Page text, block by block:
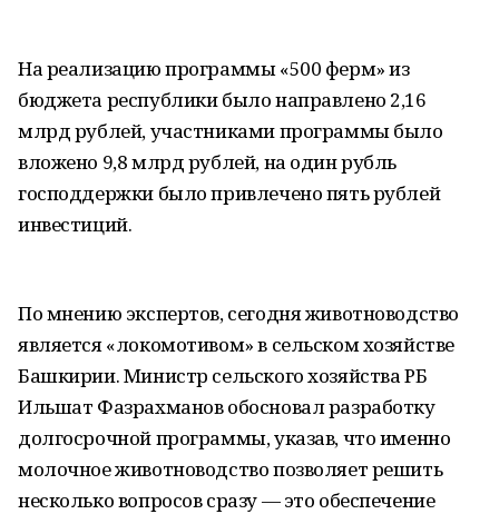
На реализацию программы «500 ферм» из
бюджета республики было направлено 2,16
млрд рублей, участниками программы было
вложено 9,8 млрд рублей, на один рубль
господдержки было привлечено пять рублей
инвестиций.
По мнению экспертов, сегодня животноводство
является «локомотивом» в сельском хозяйстве
Башкирии. Министр сельского хозяйства РБ
Ильшат Фазрахманов обосновал разработку
долгосрочной программы, указав, что именно
молочное животноводство позволяет решить
несколько вопросов сразу — это обеспечение